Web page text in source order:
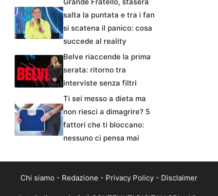
Grande Fratello, stasera
salta la puntata e tra i fan
si scatena il panico: cosa
succede al reality
Belve riaccende la prima
serata: ritorno tra
interviste senza filtri
Ti sei messo a dieta ma
non riesci a dimagrire? 5
fattori che ti bloccano:
nessuno ci pensa mai
Chi siamo - Redazione - Privacy Policy - Disclaimer